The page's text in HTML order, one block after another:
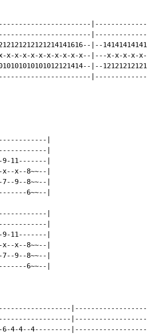
|--
x-x-x-x-x-x-x-x-x-x--|---x-x-x-x-x-
|--
|
|
9-11-------|
x--x--8~~--|
9--8~~--|
6~~--|
|
|
9-11-------|
x--x--8~~--|
9--8~~--|
6~~--|
6-4-4--4---------